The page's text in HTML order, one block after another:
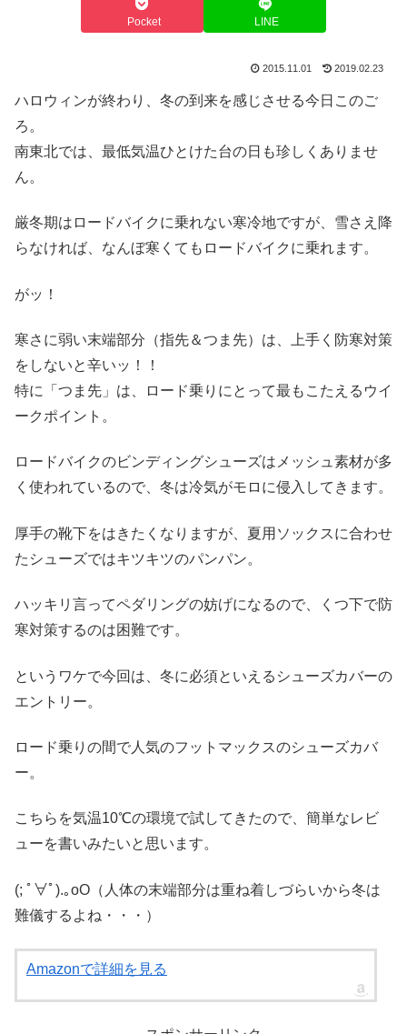
Pocket LINE
2015.11.01 2019.02.23
ハロウィンが終わり、冬の到来を感じさせる今日このご
ろ。
南東北では、最低気温ひとけた台の日も珍しくありませ
ん。
厳冬期はロードバイクに乗れない寒冷地ですが、雪さえ降
らなければ、なんぼ寒くてもロードバイクに乗れます。
がッ！
寒さに弱い末端部分（指先＆つま先）は、上手く防寒対策
をしないと辛いッ！！
特に「つま先」は、ロード乗りにとって最もこたえるウイ
ークポイント。
ロードバイクのビンディングシューズはメッシュ素材が多
く使われているので、冬は冷気がモロに侵入してきます。
厚手の靴下をはきたくなりますが、夏用ソックスに合わせ
たシューズではキツキツのパンパン。
ハッキリ言ってペダリングの妨げになるので、くつ下で防
寒対策するのは困難です。
というワケで今回は、冬に必須といえるシューズカバーの
エントリー。
ロード乗りの間で人気のフットマックスのシューズカバ
ー。
こちらを気温10℃の環境で試してきたので、簡単なレビ
ューを書いみたいと思います。
(; ﾟ∀ﾟ).｡oO（人体の末端部分は重ね着しづらいから冬は
難儀するよね・・・）
Amazonで詳細を見る